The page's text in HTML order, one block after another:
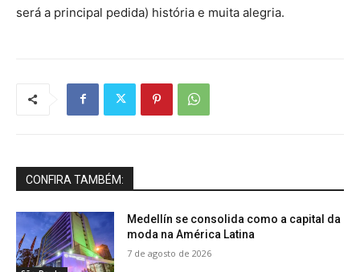
será a principal pedida) história e muita alegria.
CONFIRA TAMBÉM:
Medellín se consolida como a capital da
moda na América Latina
7 de agosto de 2026